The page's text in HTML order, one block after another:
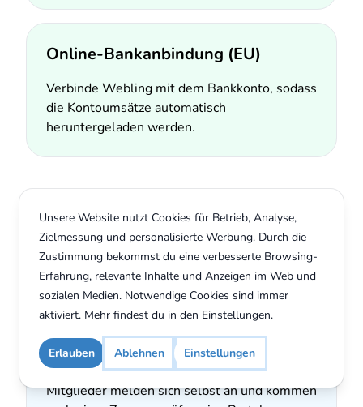
Online-Bankanbindung (EU)
Verbinde Webling mit dem Bankkonto, sodass
die Kontoumsätze automatisch
heruntergeladen werden.
Buchhaltung unverbindlich testen
Mitgliederportal
Login für Mitglieder
Mitglieder melden sich selbst an und kommen
Unsere Website nutzt Cookies für Betrieb, Analyse,
Zielmessung und personalisierte Werbung. Durch die
Zustimmung bekommst du eine verbesserte Browsing-
Erfahrung, relevante Inhalte und Anzeigen im Web und
sozialen Medien. Notwendige Cookies sind immer
aktiviert. Mehr findest du in den Einstellungen.
Erlauben Ablehnen Einstellungen